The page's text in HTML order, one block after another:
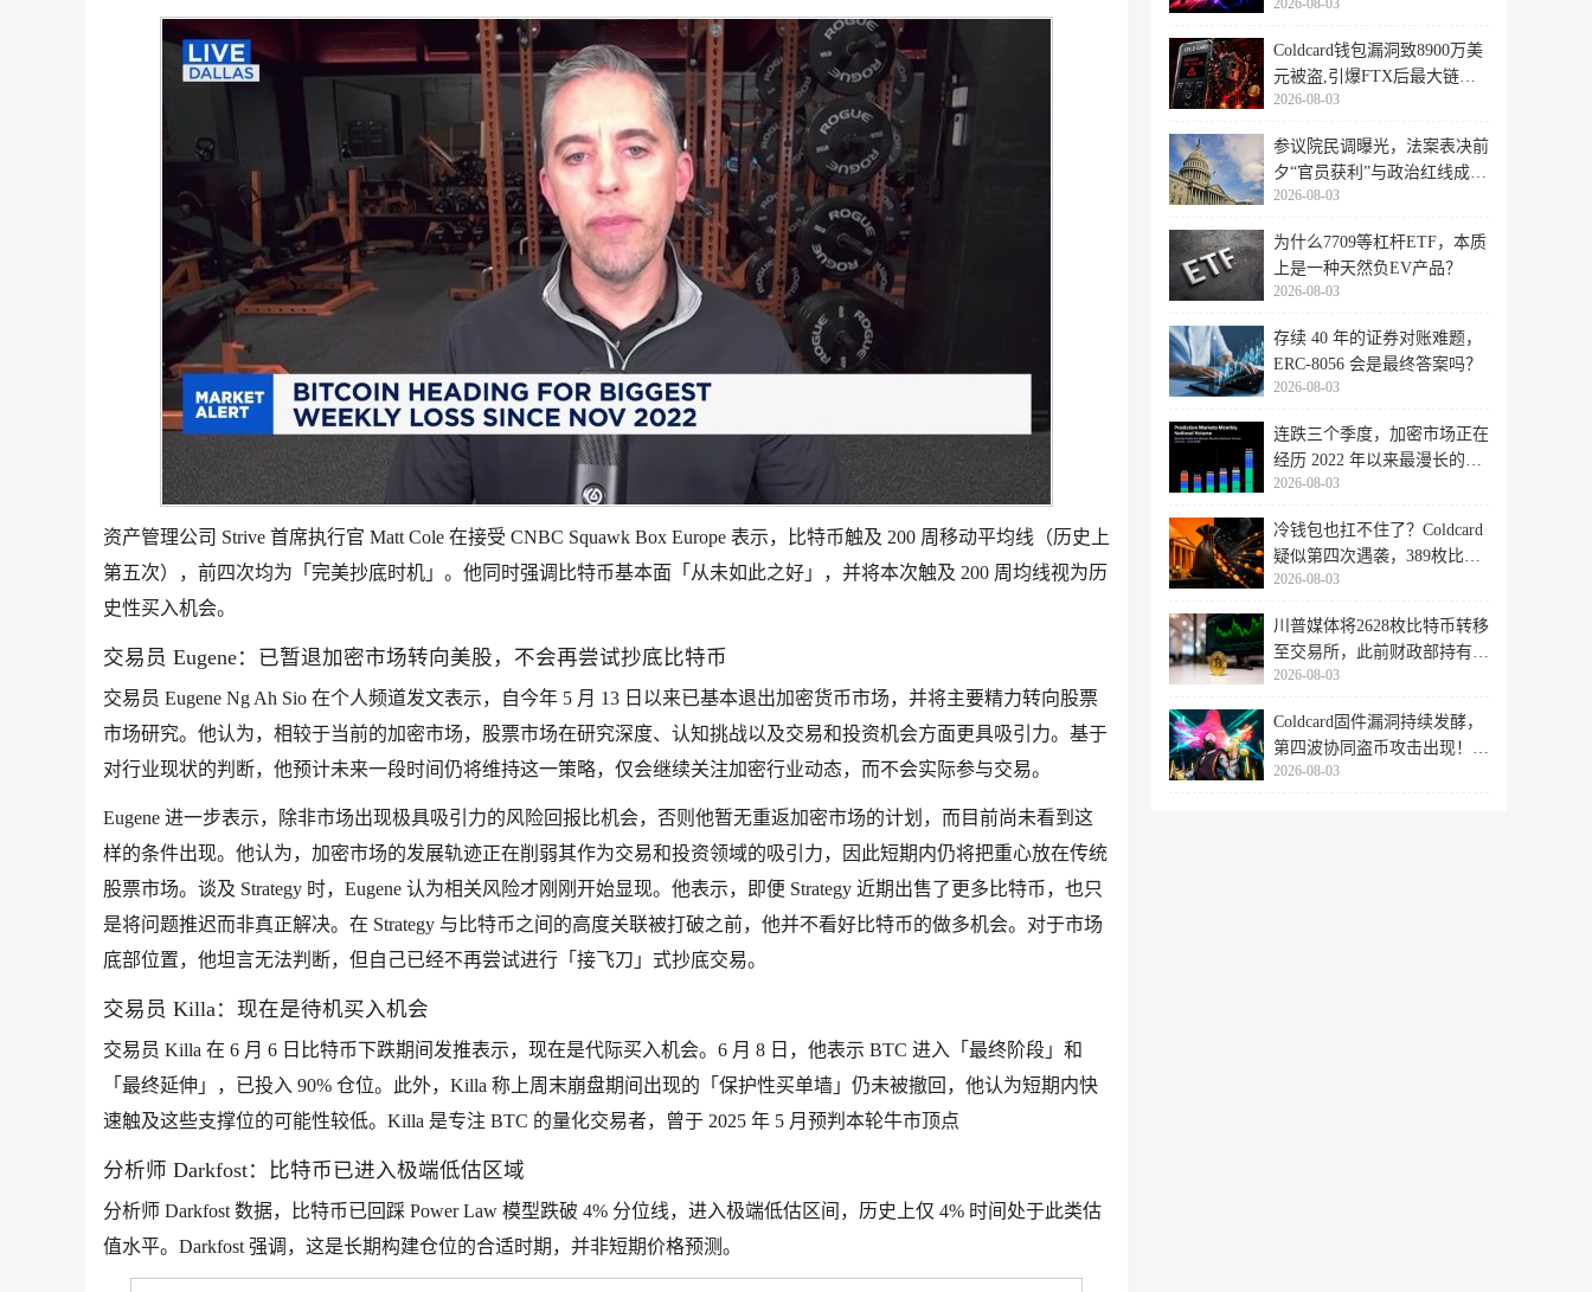
资产管理公司 Strive 首席执行官 Matt Cole 在接受 CNBC Squawk Box Europe 表示，比特币触及 200 周移动平均线（历史上
第五次），前四次均为「完美抄底时机」。他同时强调比特币基本面「从未如此之好」，并将本次触及 200 周均线视为历
史性买入机会。
交易员 Eugene：已暂退加密市场转向美股，不会再尝试抄底比特币
交易员 Eugene Ng Ah Sio 在个人频道发文表示，自今年 5 月 13 日以来已基本退出加密货币市场，并将主要精力转向股票
市场研究。他认为，相较于当前的加密市场，股票市场在研究深度、认知挑战以及交易和投资机会方面更具吸引力。基于
对行业现状的判断，他预计未来一段时间仍将维持这一策略，仅会继续关注加密行业动态，而不会实际参与交易。
Eugene 进一步表示，除非市场出现极具吸引力的风险回报比机会，否则他暂无重返加密市场的计划，而目前尚未看到这
样的条件出现。他认为，加密市场的发展轨迹正在削弱其作为交易和投资领域的吸引力，因此短期内仍将把重心放在传统
股票市场。谈及 Strategy 时，Eugene 认为相关风险才刚刚开始显现。他表示，即便 Strategy 近期出售了更多比特币，也只
是将问题推迟而非真正解决。在 Strategy 与比特币之间的高度关联被打破之前，他并不看好比特币的做多机会。对于市场
底部位置，他坦言无法判断，但自己已经不再尝试进行「接飞刀」式抄底交易。
交易员 Killa：现在是待机买入机会
交易员 Killa 在 6 月 6 日比特币下跌期间发推表示，现在是代际买入机会。6 月 8 日，他表示 BTC 进入「最终阶段」和
「最终延伸」，已投入 90% 仓位。此外，Killa 称上周末崩盘期间出现的「保护性买单墙」仍未被撤回，他认为短期内快
速触及这些支撑位的可能性较低。Killa 是专注 BTC 的量化交易者，曾于 2025 年 5 月预判本轮牛市顶点
分析师 Darkfost：比特币已进入极端低估区域
分析师 Darkfost 数据，比特币已回踩 Power Law 模型跌破 4% 分位线，进入极端低估区间，历史上仅 4% 时间处于此类估
值水平。Darkfost 强调，这是长期构建仓位的合适时期，并非短期价格预测。
2026-08-03
Coldcard钱包漏洞致8900万美
元被盗,引爆FTX后最大链上
迁移潮
2026-08-03
参议院民调曝光，法案表决前
夕“官员获利”与政治红线成最
大
2026-08-03
为什么7709等杠杆ETF，本质
上是一种天然负EV产品？
2026-08-03
存续 40 年的证券对账难题，
ERC-8056 会是最终答案吗？
2026-08-03
连跌三个季度，加密市场正在
经历 2022 年以来最漫长的退
潮
2026-08-03
冷钱包也扛不住了？Coldcard
疑似第四次遇袭，389枚比特
币失
2026-08-03
川普媒体将2628枚比特币转移
至交易所，此前财政部持有的
比特
2026-08-03
Coldcard固件漏洞持续发酵，
第四波协同盗币攻击出现！
462个
2026-08-03